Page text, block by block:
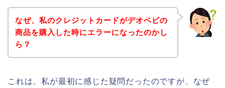
なぜ、私のクレジットカードがデオベビの
商品を購入した時にエラーになったのかし
ら？
これは、私が最初に感じた疑問だったのですが、なぜ